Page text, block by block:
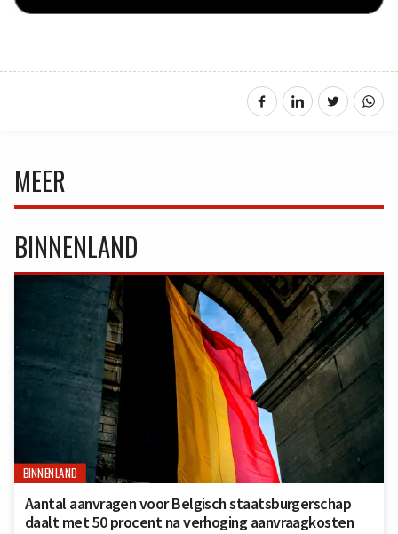
MEER
BINNENLAND
BINNENLAND
Aantal aanvragen voor Belgisch staatsburgerschap
daalt met 50 procent na verhoging aanvraagkosten